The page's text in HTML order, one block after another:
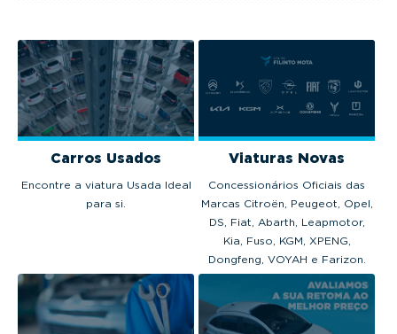
Carros Usados
Encontre a viatura Usada Ideal
para si.
Viaturas Novas
Concessionários Oficiais das
Marcas Citroën, Peugeot, Opel,
DS, Fiat, Abarth, Leapmotor,
Kia, Fuso, KGM, XPENG,
Dongfeng, VOYAH e Farizon.